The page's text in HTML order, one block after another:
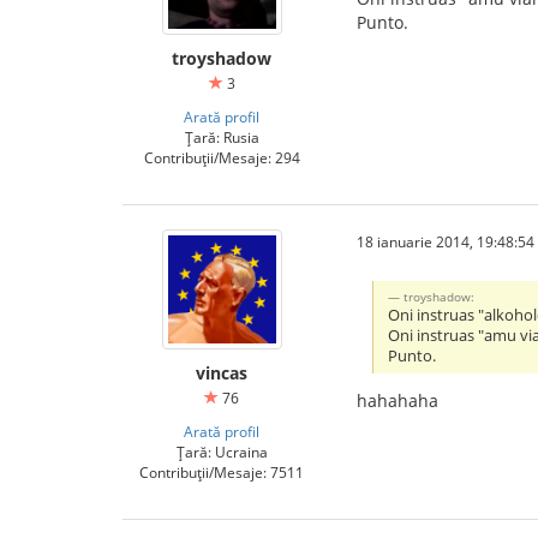
troyshadow
3
Arată profil
Țară: Rusia
Contribuții/Mesaje: 294
Punto.
vincas
76
Arată profil
Țară: Ucraina
Contribuții/Mesaje: 7511
18 ianuarie 2014, 19:48:54
troyshadow:
Oni instruas
Oni instruas "amu
Punto.
hahahaha